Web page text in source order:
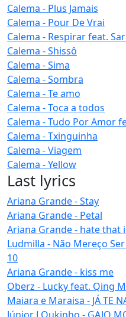
Calema - Plus Jamais
Calema - Pour De Vrai
Calema - Respirar feat.
Calema - Shissô
Calema - Sima
Calema - Sombra
Calema - Te amo
Calema - Toca a todos
Calema - Tudo Por Amor
Calema - Txinguinha
Calema - Viagem
Calema - Yellow
Last lyrics
Ariana Grande - Stay
Ariana Grande - Petal
Ariana Grande - hate that
Ludmilla - Não Mereço
10
Ariana Grande - kiss me
Oberz - Lucky feat. Qing
Maiara e Maraisa - JÁ TE